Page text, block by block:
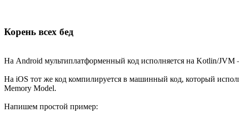
Корень всех бед
На Android мультиплатформенный код исполняется на Kotlin/
На iOS тот же код компилируется в машинный код, который
Memory Model.
Напишем простой пример: